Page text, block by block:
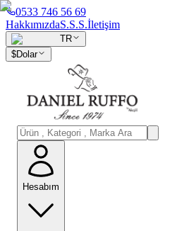
0533 746 56 69
HakkımızdaS.S.S.İletişim
TR
$Dolar
Hesabım